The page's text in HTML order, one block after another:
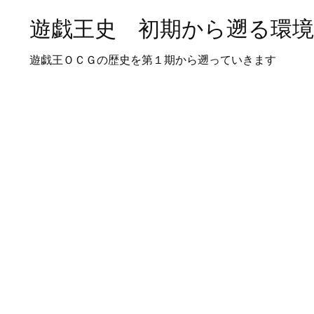
遊戯王史 初期から遡る環
遊戯王ＯＣＧの歴史を第１期から遡っていきます